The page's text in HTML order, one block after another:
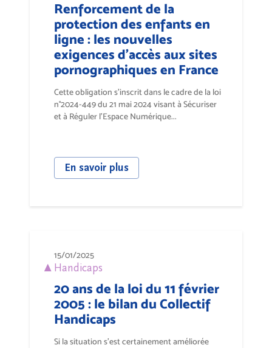
Renforcement de la
protection des enfants en
ligne : les nouvelles
exigences d'accès aux sites
pornographiques en France
Cette obligation s’inscrit dans le cadre de la loi
n°2024-449 du 21 mai 2024 visant à Sécuriser
et à Réguler l’Espace Numérique...
En savoir plus
15/01/2025
Handicaps
20 ans de la loi du 11 février
2005 : le bilan du Collectif
Handicaps
Si la situation s’est certainement améliorée